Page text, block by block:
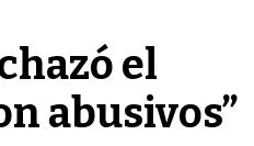
el
abusivos”